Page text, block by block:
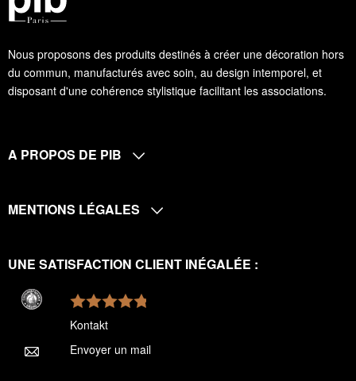
Nous proposons des produits destinés à créer une décoration hors
du commun, manufacturés avec soin, au design intemporel, et
disposant d'une cohérence stylistique facilitant les associations.
A PROPOS DE PIB
MENTIONS LÉGALES
UNE SATISFACTION CLIENT INÉGALÉE :
Kontakt
Envoyer un mail